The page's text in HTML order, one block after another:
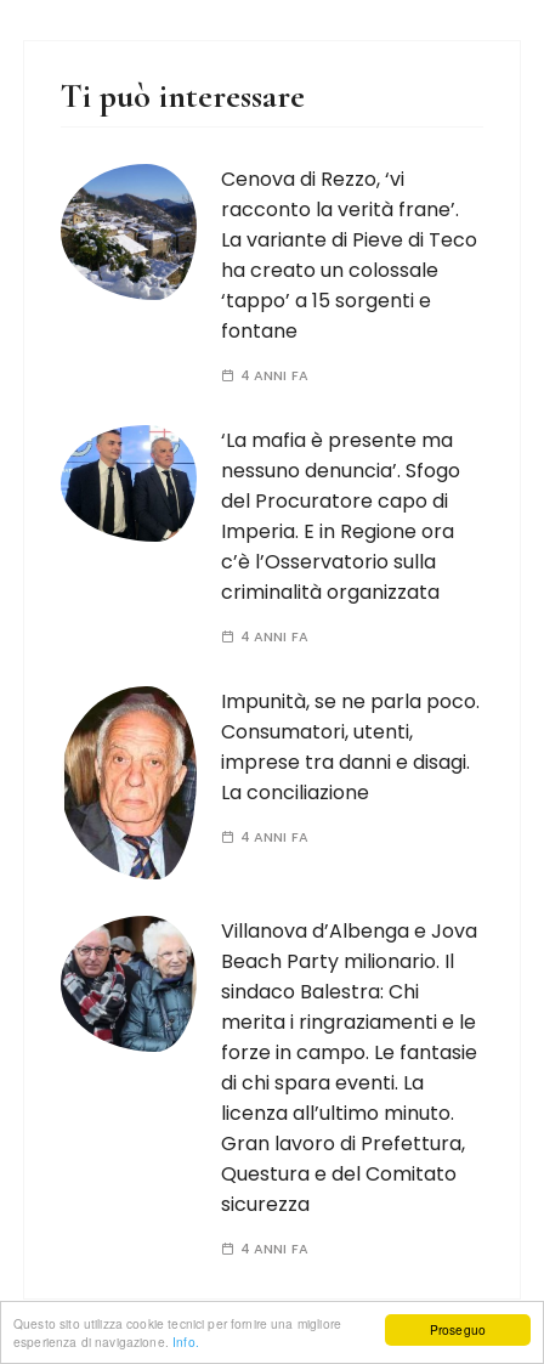
Proseguo
Questo sito utilizza cookie tecnici per fornire una migliore
esperienza di navigazione. Info.
Ti può interessare
Cenova di Rezzo, ‘vi
racconto la verità frane’.
La variante di Pieve di Teco
ha creato un colossale
‘tappo’ a 15 sorgenti e
fontane
4 ANNI FA
‘La mafia è presente ma
nessuno denuncia’. Sfogo
del Procuratore capo di
Imperia. E in Regione ora
c’è l’Osservatorio sulla
criminalità organizzata
4 ANNI FA
Impunità, se ne parla poco.
Consumatori, utenti,
imprese tra danni e disagi.
La conciliazione
4 ANNI FA
Villanova d’Albenga e Jova
Beach Party milionario. Il
sindaco Balestra: Chi
merita i ringraziamenti e le
forze in campo. Le fantasie
di chi spara eventi. La
licenza all’ultimo minuto.
Gran lavoro di Prefettura,
Questura e del Comitato
sicurezza
4 ANNI FA